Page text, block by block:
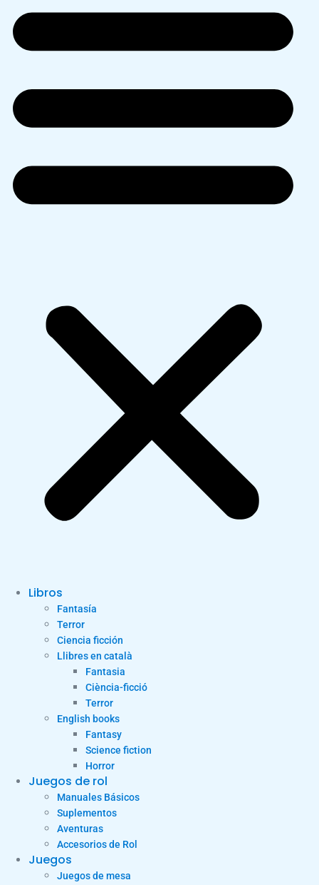
Libros
Fantasía
Terror
Ciencia ficción
Llibres en català
Fantasia
Ciència-ficció
Terror
English books
Fantasy
Science fiction
Horror
Juegos de rol
Manuales Básicos
Suplementos
Aventuras
Accesorios de Rol
Juegos
Juegos de mesa